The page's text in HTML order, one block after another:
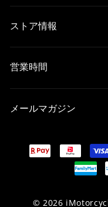
ストア情報
営業時間
メールマガジン
© 2026